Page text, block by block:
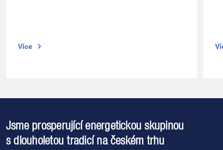
Více chevron_right
Jsme prosperující energetickou skupinou
s dlouholetou tradicí na českém trhu